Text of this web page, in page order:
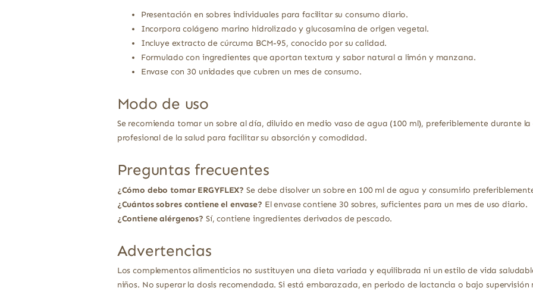
Presentación en sobres individuales para facilitar su consumo diario.
Incorpora colágeno marino hidrolizado y glucosamina de origen vegetal.
Incluye extracto de cúrcuma BCM-95, conocido por su calidad.
Formulado con ingredientes que aportan textura y sabor natural a limón y manzana.
Envase con 30 unidades que cubren un mes de consumo.
Modo de uso
Se recomienda tomar un sobre al día, diluido en medio vaso de agua (100 ml), preferiblemente durante
profesional de la salud para facilitar su absorción y comodidad.
Preguntas frecuentes
¿Cómo debo tomar ERGYFLEX? Se debe disolver un sobre en 100 ml de agua y consumirlo
¿Cuántos sobres contiene el envase? El envase contiene 30 sobres, suficientes para un mes de uso diario.
¿Contiene alérgenos? Sí, contiene ingredientes derivados de pescado.
Advertencias
Los complementos alimenticios no sustituyen una dieta variada y equilibrada ni un estilo de vida
niños. No superar la dosis recomendada. Si está embarazada, en periodo de lactancia o bajo